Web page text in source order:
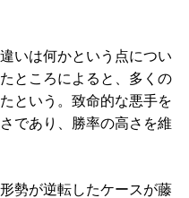
いは何かという点につい
ところによると、多くの
という。致命的な悪手を
であり、勝率の高さを維
勢が逆転したケースが藤